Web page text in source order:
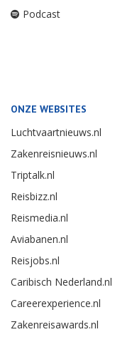
Podcast
ONZE WEBSITES
Luchtvaartnieuws.nl
Zakenreisnieuws.nl
Triptalk.nl
Reisbizz.nl
Reismedia.nl
Aviabanen.nl
Reisjobs.nl
Caribisch Nederland.nl
Careerexperience.nl
Zakenreisawards.nl